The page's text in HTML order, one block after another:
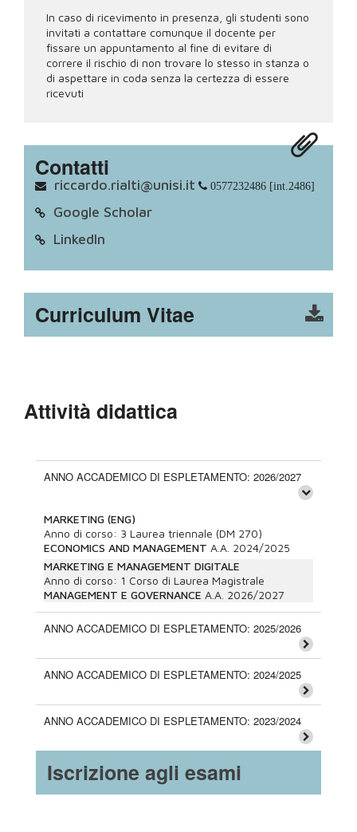
In caso di ricevimento in presenza, gli studenti sono
invitati a contattare comunque il docente per
fissare un appuntamento al fine di evitare di
correre il rischio di non trovare lo stesso in stanza o
di aspettare in coda senza la certezza di essere
ricevuti
Contatti
riccardo.rialti@unisi.it 0577232486 [int.2486]
Google Scholar
LinkedIn
Curriculum Vitae
Attività didattica
ANNO ACCADEMICO DI ESPLETAMENTO: 2026/2027
MARKETING (ENG)
Anno di corso: 3 Laurea triennale (DM 270)
ECONOMICS AND MANAGEMENT A.A. 2024/2025
MARKETING E MANAGEMENT DIGITALE
Anno di corso: 1 Corso di Laurea Magistrale
MANAGEMENT E GOVERNANCE A.A. 2026/2027
ANNO ACCADEMICO DI ESPLETAMENTO: 2025/2026
ANNO ACCADEMICO DI ESPLETAMENTO: 2024/2025
ANNO ACCADEMICO DI ESPLETAMENTO: 2023/2024
Iscrizione agli esami